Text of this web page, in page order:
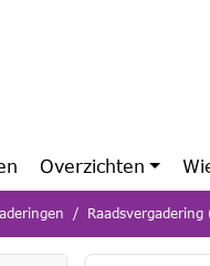
Overzichten